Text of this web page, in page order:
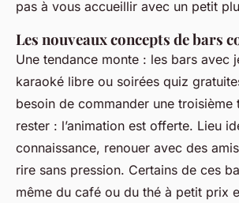
pas à vous accueillir avec un petit
Les nouveaux concepts de bars
Une tendance monte : les bars avec
karaoké libre ou soirées quiz
besoin de commander une troisième
rester : l’animation est offerte. Lieu
connaissance, renouer avec des
rire sans pression. Certains de ces
même du café ou du thé à petit prix